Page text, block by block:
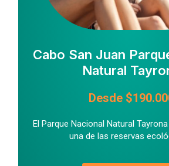
Cabo San Juan
Natural
Desde
El Parque Nacional Natural
una de las reservas